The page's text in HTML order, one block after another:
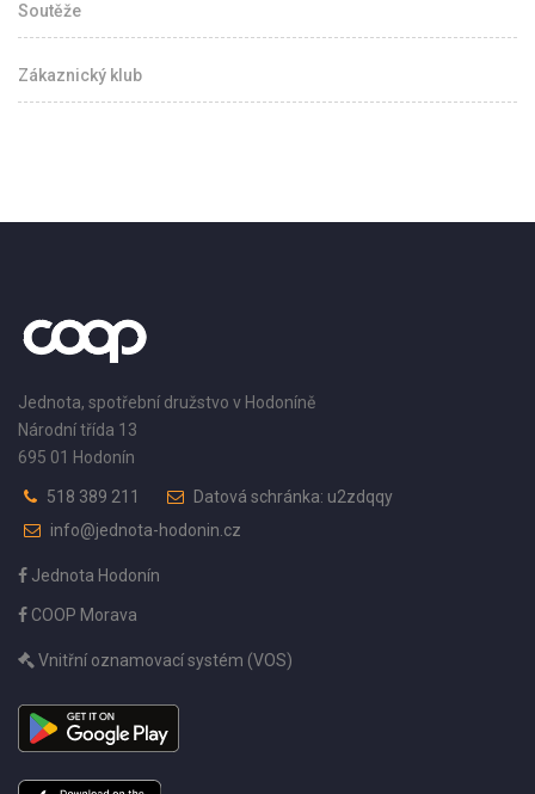
Soutěže
Zákaznický klub
Jednota, spotřební družstvo v Hodoníně
Národní třída 13
695 01 Hodonín
518 389 211
Datová schránka: u2zdqqy
info@jednota-hodonin.cz
Jednota Hodonín
COOP Morava
Vnitřní oznamovací systém (VOS)